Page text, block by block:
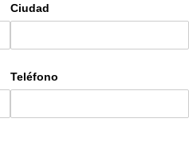
Ciudad
Teléfono